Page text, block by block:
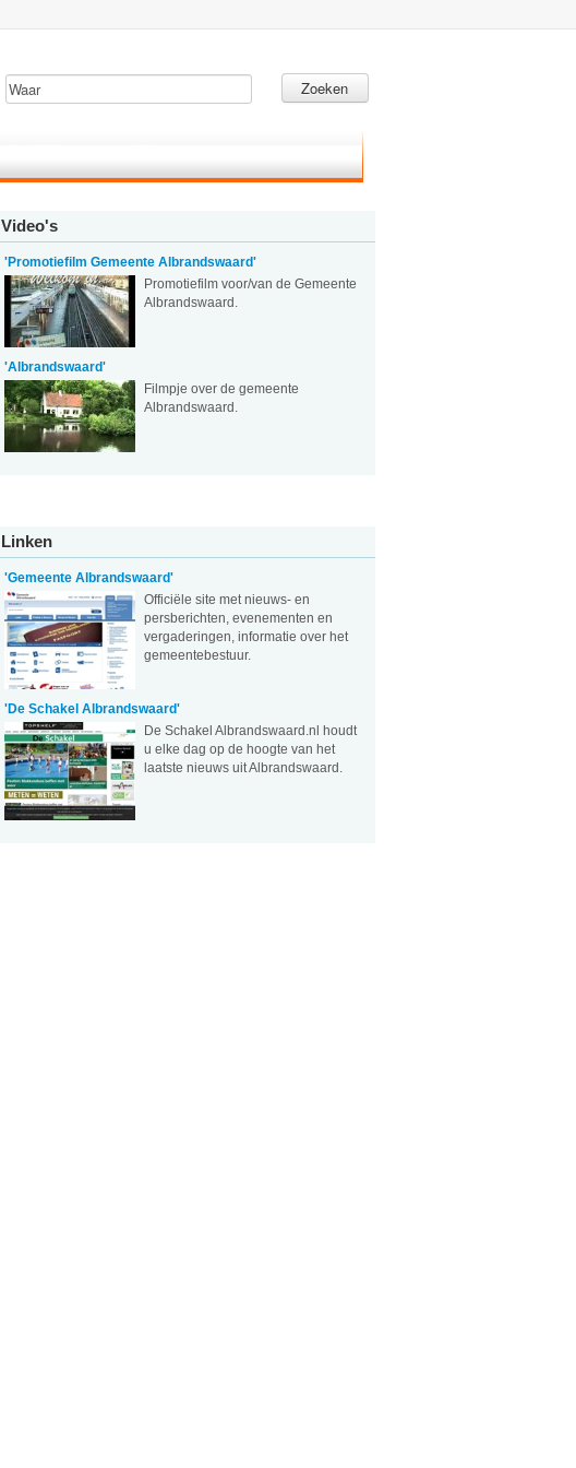
Zoeken
Video's
'Promotiefilm Gemeente Albrandswaard'
Promotiefilm voor/van de Gemeente
Albrandswaard.
'Albrandswaard'
Filmpje over de gemeente
Albrandswaard.
Linken
'Gemeente Albrandswaard'
Officiële site met nieuws- en
persberichten, evenementen en
vergaderingen, informatie over het
gemeentebestuur.
'De Schakel Albrandswaard'
De Schakel Albrandswaard.nl houdt
u elke dag op de hoogte van het
laatste nieuws uit Albrandswaard.